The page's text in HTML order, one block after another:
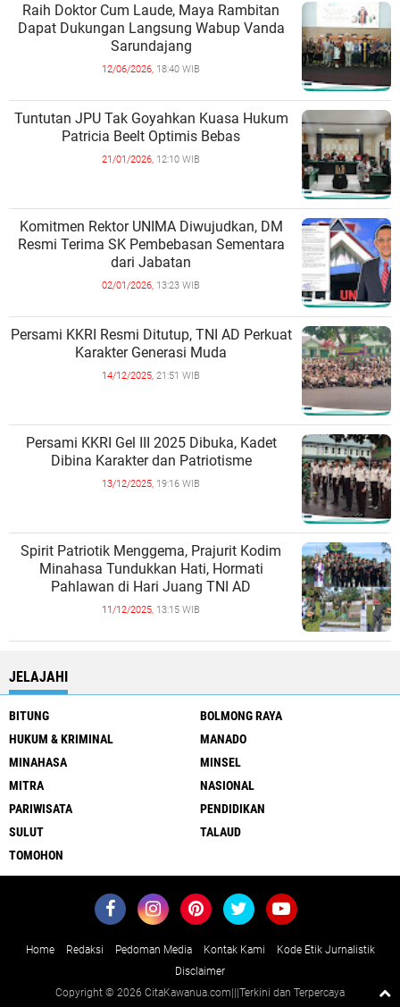
Raih Doktor Cum Laude, Maya Rambitan
Dapat Dukungan Langsung Wabup Vanda
Sarundajang
12/06/2026, 18:40 WIB
Tuntutan JPU Tak Goyahkan Kuasa Hukum
Patricia Beelt Optimis Bebas
21/01/2026, 12:10 WIB
Komitmen Rektor UNIMA Diwujudkan, DM
Resmi Terima SK Pembebasan Sementara
dari Jabatan
02/01/2026, 13:23 WIB
Persami KKRI Resmi Ditutup, TNI AD Perkuat
Karakter Generasi Muda
14/12/2025, 21:51 WIB
Persami KKRI Gel III 2025 Dibuka, Kadet
Dibina Karakter dan Patriotisme
13/12/2025, 19:16 WIB
Spirit Patriotik Menggema, Prajurit Kodim
Minahasa Tundukkan Hati, Hormati
Pahlawan di Hari Juang TNI AD
11/12/2025, 13:15 WIB
JELAJAHI
BITUNG
BOLMONG RAYA
HUKUM & KRIMINAL
MANADO
MINAHASA
MINSEL
MITRA
NASIONAL
PARIWISATA
PENDIDIKAN
SULUT
TALAUD
TOMOHON
Home Redaksi Pedoman Media Kontak Kami
Kode Etik Jurnalistik
Disclaimer
Copyright © 2026 CitaKawanua.com|||Terkini dan Terpercaya